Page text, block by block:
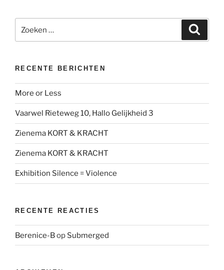
naar:
RECENTE BERICHTEN
More or Less
Vaarwel Rieteweg 10, Hallo Gelijkheid 3
Zienema KORT & KRACHT
Zienema KORT & KRACHT
Exhibition Silence = Violence
RECENTE REACTIES
Berenice-Bop Submerged